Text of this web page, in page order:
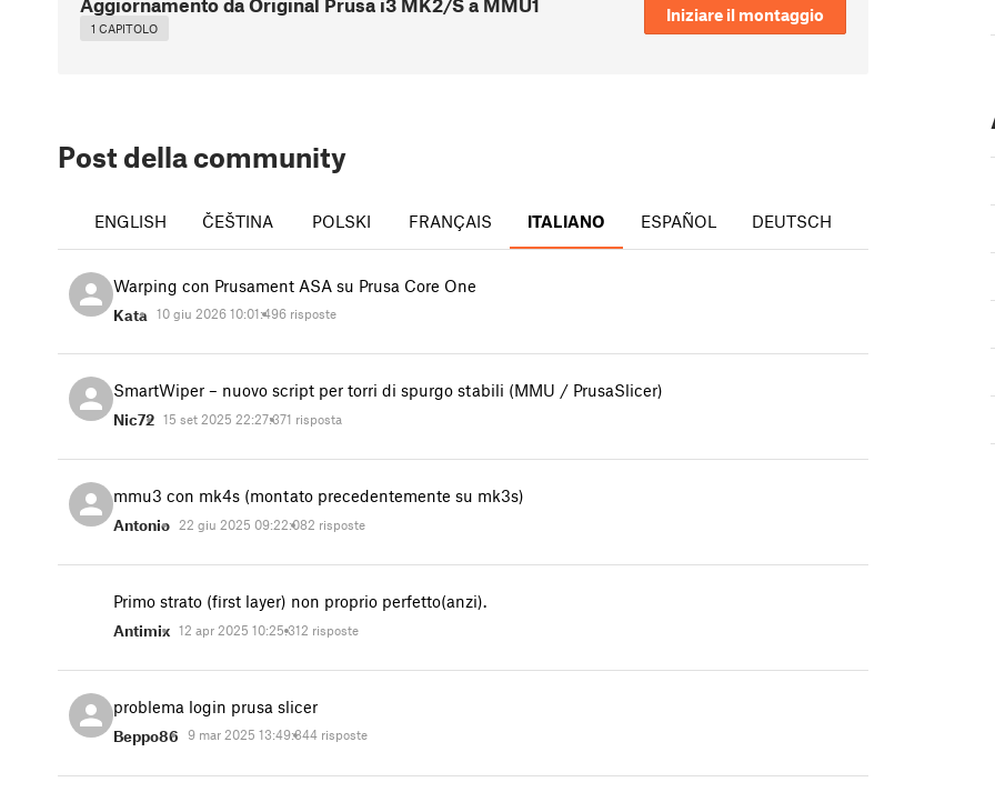
1 CAPITOLO
Iniziare il montaggio
Post della community
ENGLISH ČEŠTINA POLSKI FRANÇAIS ITALIANO ESPAÑOL DEUTSCH
Warping con Prusament ASA su Prusa Core One
Kata 10 giu 2026 10:01:496 risposte
SmartWiper – nuovo script per torri di spurgo stabili (MMU / PrusaSlicer)
Nic72 15 set 2025 22:27:371 risposta
mmu3 con mk4s (montato precedentemente su mk3s)
Antonio 22 giu 2025 09:22:082 risposte
Primo strato (first layer) non proprio perfetto(anzi).
Antimix 12 apr 2025 10:25:312 risposte
problema login prusa slicer
Beppo86 9 mar 2025 13:49:344 risposte